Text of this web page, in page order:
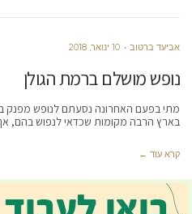
אביעד ברטוב 10 ינואר, 2018
נופש מושלם ברמת הגולן
מתי בפעם האחרונה נסעתם לנופש מפנק
בארץ הרבה מקומות שכדאי לנפוש בהם,
קרא עוד ←